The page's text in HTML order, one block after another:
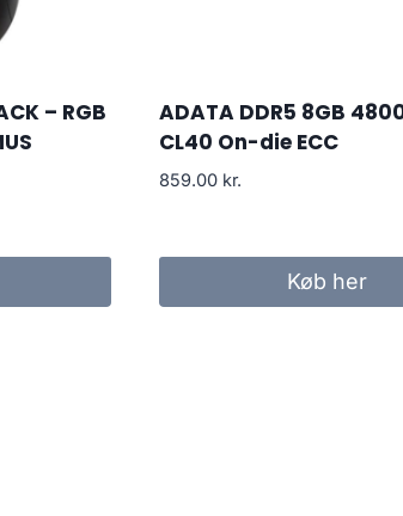
– RGB
ADATA DDR5 8GB
CL40 On-die ECC
859.00 kr.
Køb her